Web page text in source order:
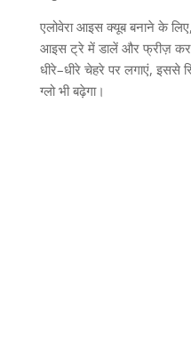
एलोवेरा आइस क्यूब बनाने के लिए,
आइस ट्रे में डालें और फ्रीज़ कर
धीरे–धीरे चेहरे पर लगाएं, इससे
ग्लो भी बढ़ेगा।